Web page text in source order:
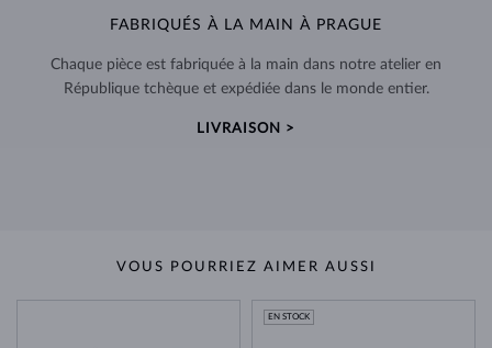
FABRIQUÉS À LA MAIN À PRAGUE
Chaque pièce est fabriquée à la main dans notre atelier en
République tchèque et expédiée dans le monde entier.
LIVRAISON >
VOUS POURRIEZ AIMER AUSSI
EN STOCK